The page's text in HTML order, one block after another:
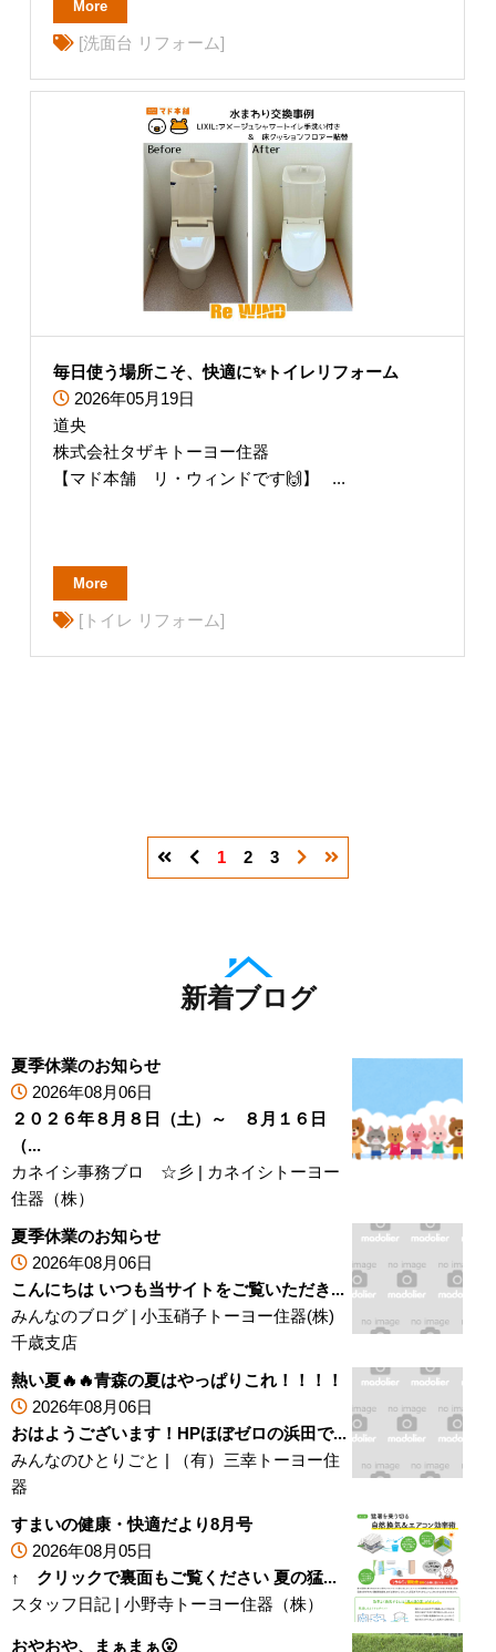
More
[洗面台 リフォーム]
毎日使う場所こそ、快適に✨トイレリフォーム
2026年05月19日
道央
株式会社タザキトーヨー住器
【マド本舗 リ・ウィンドです🙌】 ...
More
[トイレ リフォーム]
1 2 3
新着ブログ
夏季休業のお知らせ
2026年08月06日
２０２６年８月８日（土）～ ８月１６日
（...
カネイシ事務ブロ ☆彡 | カネイシトーヨー
住器（株）
夏季休業のお知らせ
2026年08月06日
こんにちは いつも当サイトをご覧いただき...
みんなのブログ | 小玉硝子トーヨー住器(株)
千歳支店
熱い夏🔥🔥青森の夏はやっぱりこれ！！！！
2026年08月06日
おはようございます！HPほぼゼロの浜田で...
みんなのひとりごと |
（有）三幸トーヨー住
器
すまいの健康・快適だより8月号
2026年08月05日
↑ クリックで裏面もご覧ください 夏の猛...
スタッフ日記 | 小野寺トーヨー住器（株）
おやおや、まぁまぁ😮